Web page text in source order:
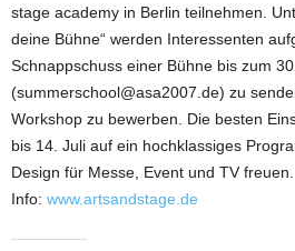
stage academy in Berlin teilnehmen.
deine Bühne“ werden Interessenten
Schnappschuss einer Bühne bis zum
(summerschool@asa2007.de) zu
Workshop zu bewerben. Die besten
bis 14. Juli auf ein hochklassiges
Design für Messe, Event und TV freuen.
Info: www.artsandstage.de